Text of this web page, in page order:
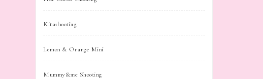
Kitashooting
Lemon & Orange Mini
Mummy&me Shooting